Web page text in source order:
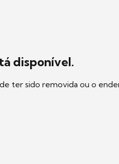
disponível.
ter sido removida ou o